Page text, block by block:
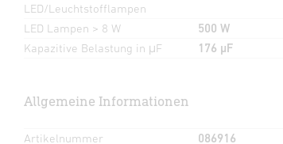
LED/Leuchtstofflampen
LED Lampen > 8 W
500 W
Kapazitive Belastung in μF
176 µF
Allgemeine Informationen
Artikelnummer 086916